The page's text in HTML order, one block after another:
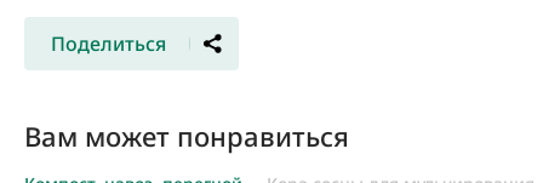
Поделиться
Вам может понравиться